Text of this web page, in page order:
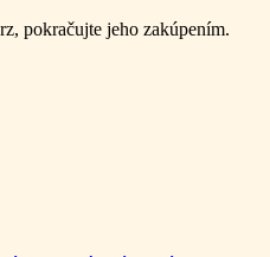
pokračujte jeho zakúpením.